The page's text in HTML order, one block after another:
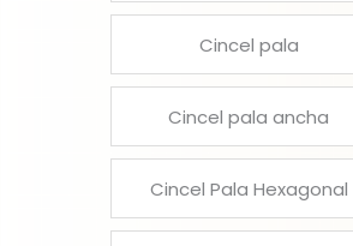
Cincel pala
Cincel pala ancha
Cincel Pala Hexagonal